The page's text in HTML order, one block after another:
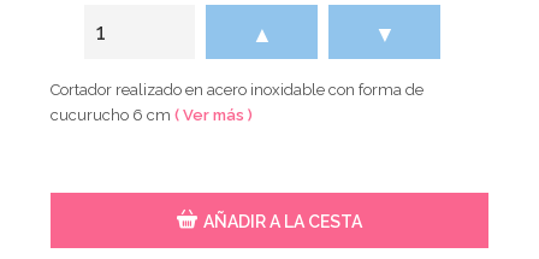
▲ ▼
Cortador realizado en acero inoxidable con forma de
cucurucho 6 cm( Ver más )
AÑADIR A LA CESTA